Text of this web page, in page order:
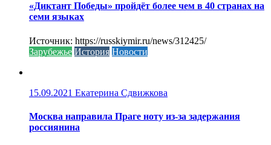
«Диктант Победы» пройдёт более чем в 40 странах на
семи языках
Источник: https://russkiymir.ru/news/312425/
Зарубежье История Новости
15.09.2021 Екатерина Сдвижкова
Москва направила Праге ноту из-за задержания
россиянина